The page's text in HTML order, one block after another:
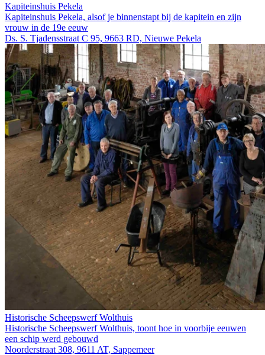
Kapiteinshuis Pekela
Kapiteinshuis Pekela, alsof je binnenstapt bij de kapitein en zijn
vrouw in de 19e eeuw
Ds. S. Tjadensstraat C 95, 9663 RD, Nieuwe Pekela
Historische Scheepswerf Wolthuis
Historische Scheepswerf Wolthuis, toont hoe in voorbije eeuwen
een schip werd gebouwd
Noorderstraat 308, 9611 AT, Sappemeer